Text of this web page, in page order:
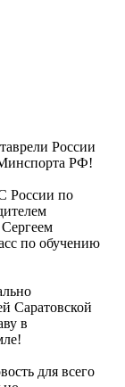
России
РФ!
России по
по обучению
Саратовской
в
для всего